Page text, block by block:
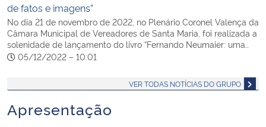
Gabinete de Segurança Institucional
Advocacia-Geral da União
Planalto
de fatos e imagens”
No dia 21 de novembro de 2022, no Plenário Coronel Valença da
Câmara Municipal de Vereadores de Santa Maria, foi realizada a
solenidade de lançamento do livro “Fernando Neumaier: uma…
05/12/2022 – 10:01
VER TODAS NOTÍCIAS DO GRUPO
Apresentação